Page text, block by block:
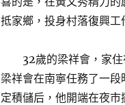
抵家鄉，投身村落復興工
32歲的梁祥會，家
梁祥會在南寧任務了一
定積儲后，他開端在夜市